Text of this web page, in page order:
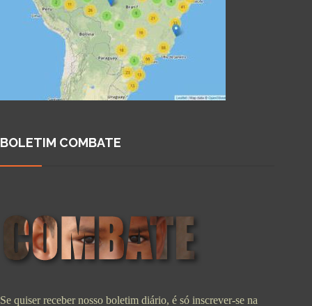
BOLETIM COMBATE
Se quiser receber nosso boletim diário, é só inscrever-se na